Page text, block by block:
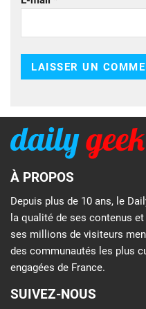
À PROPOS
Depuis plus de 10 ans, le
la qualité de ses contenus
ses millions de visiteurs
des communautés les plus
engagées de France.
SUIVEZ-NOUS